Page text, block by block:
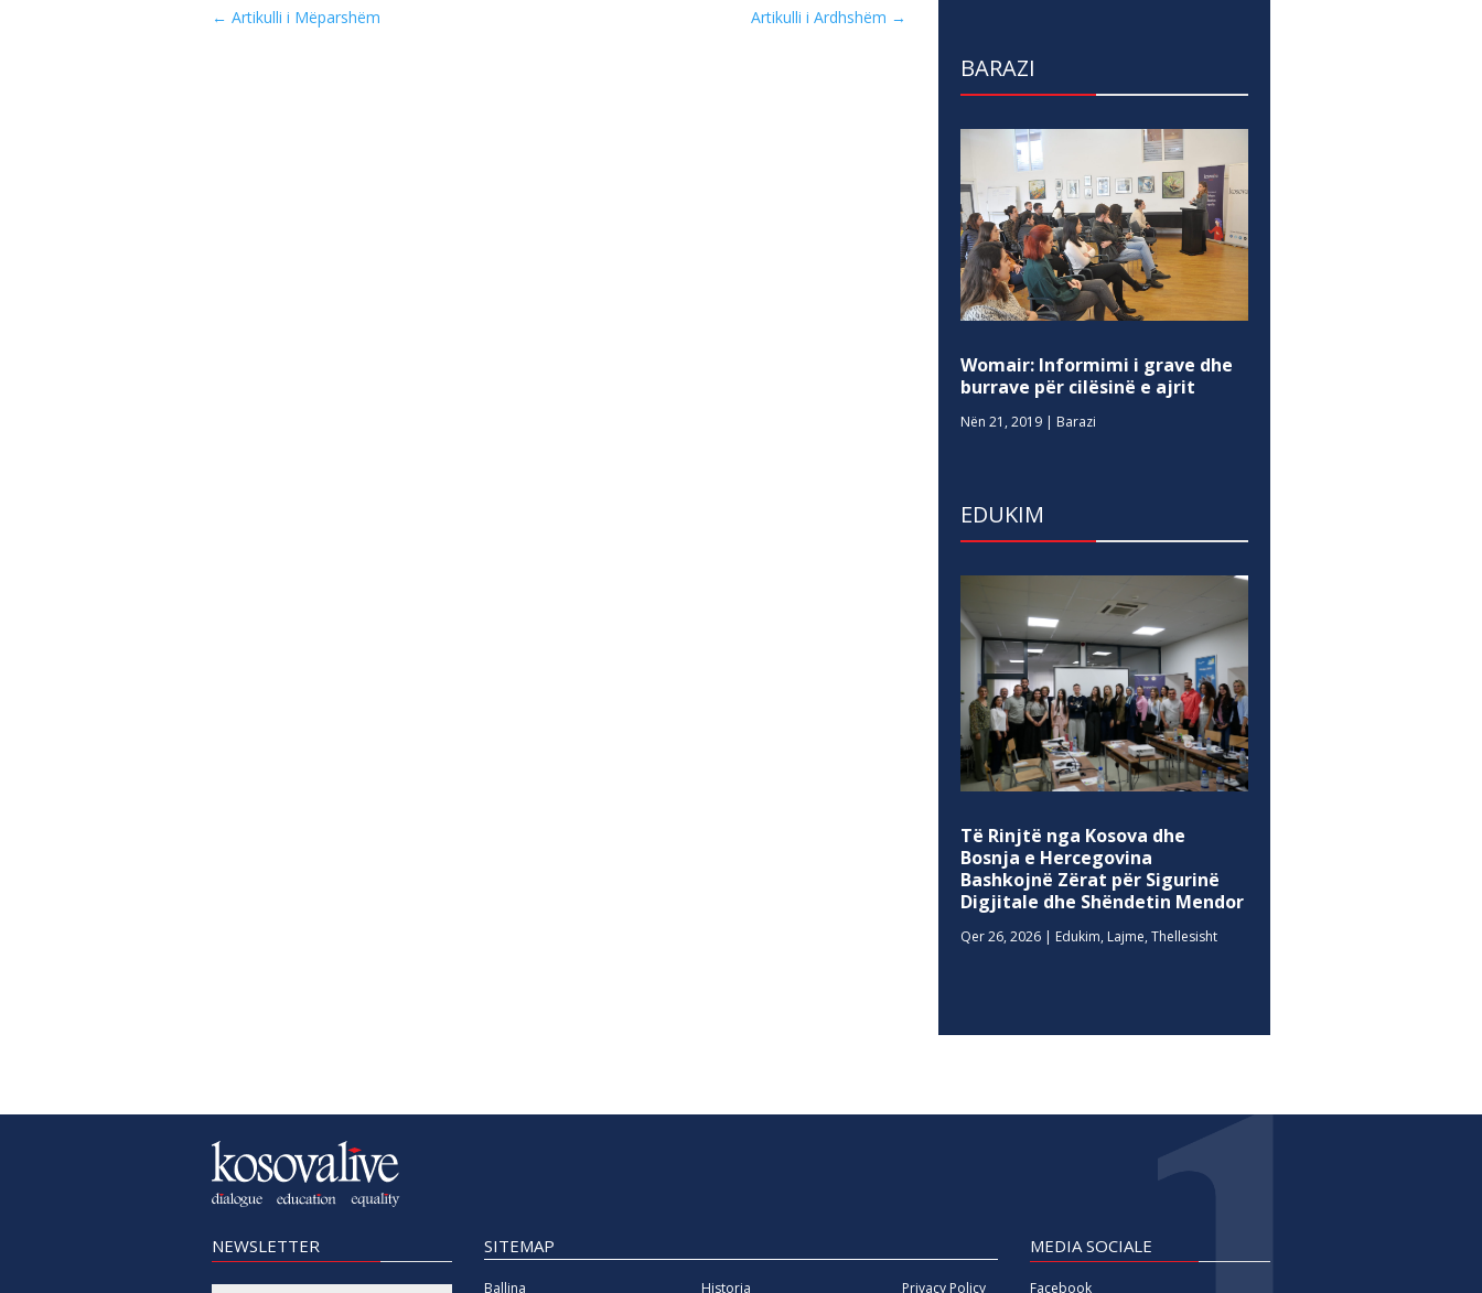
← Artikulli i Mëparshëm Artikulli i Ardhshëm →
BARAZI
Womair: Informimi i grave dhe
burrave për cilësinë e ajrit
Nën 21, 2019 | Barazi
EDUKIM
Të Rinjtë nga Kosova dhe
Bosnja e Hercegovina
Bashkojnë Zërat për Sigurinë
Digjitale dhe Shëndetin Mendor
Qer 26, 2026 | Edukim, Lajme,Thellesisht
NEWSLETTER SITEMAP
Ballina Historia Privacy Policy
MEDIA SOCIALE
Facebook